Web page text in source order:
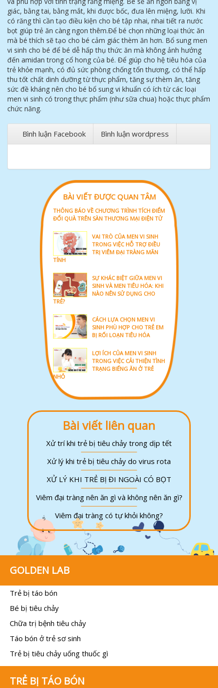
giác, bằng tai, bằng mắt, khi được bốc, đưa lên miệng, lưỡi. Khi
có răng thì cần tạo điều kiện cho bé tập nhai, nhai tiết ra nước
bọt giúp trẻ ăn càng ngon thêm.Để bé chọn những loại thức ăn
mà bé thích sẽ tạo cho bé cảm giác thèm ăn hơn. Bổ sung men
vi sinh cho bé để bé dễ hấp thụ thức ăn mà không ảnh hưởng
đến amidan trong cổ hong của bé. Để giúp cho hệ tiêu hóa của
trẻ khỏe mạnh, có đủ sức phòng chống tổn thương, có thể hấp
thu tốt chất dinh dưỡng từ thực phẩm, tăng sự thèm ăn, tăng
sức đề kháng nên cho bé bổ sung vi khuẩn có ích từ các loại
men vi sinh có trong thực phẩm (như sữa chua) hoặc thực phẩm
chức năng.
Bình luận Facebook Bình luận wordpress
BÀI VIẾT ĐƯỢC QUAN TÂM
THÔNG BÁO VỀ CHƯƠNG TRÌNH TÍCH ĐIỂM
ĐỔI QUÀ TRÊN SÀN THƯƠNG MẠI ĐIỆN TỬ
VAI TRÒ CỦA MEN VI SINH
TRONG VIỆC HỖ TRỢ ĐIỀU
TRỊ VIÊM ĐẠI TRÀNG MÃN
TÍNH
SỰ KHÁC BIỆT GIỮA MEN VI
SINH VÀ MEN TIÊU HÓA: KHI
NÀO NÊN SỬ DỤNG CHO
TRẺ?
CÁCH LỰA CHỌN MEN VI
SINH PHÙ HỢP CHO TRẺ EM
BỊ RỐI LOẠN TIÊU HÓA
LỢI ÍCH CỦA MEN VI SINH
TRONG VIỆC CẢI THIỆN TÌNH
TRẠNG BIẾNG ĂN Ở TRẺ
NHỎ
Bài viết liên quan
Xử trí khi trẻ bị tiêu chảy trong dịp tết
Xử lý khi trẻ bị tiêu chảy do virus rota
XỬ LÝ KHI TRẺ BỊ ĐI NGOÀI CÓ BỌT
Viêm đại tràng nên ăn gì và không nên ăn gì?
Viêm đại tràng có tự khỏi không?
GOLDEN LAB
Trẻ bị táo bón
Bé bị tiêu chảy
Chữa trị bệnh tiêu chảy
Táo bón ở trẻ sơ sinh
Trẻ bị tiêu chảy uống thuốc gì
TRẺ BỊ TÁO BÓN